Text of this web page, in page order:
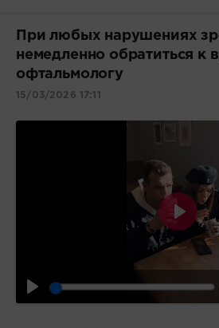
При любых нарушениях
немедленно обратиться к
офтальмологу
15/03/2026 17:11